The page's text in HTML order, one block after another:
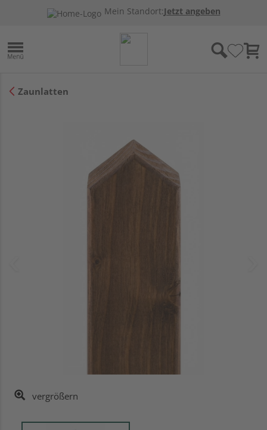
Mein Standort:Jetzt angeben
Zaunlatten
vergrößern